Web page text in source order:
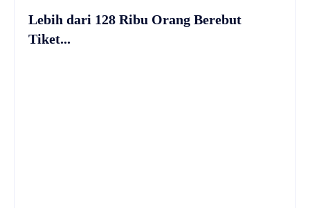
Lebih dari 128 Ribu Orang Berebut
Tiket...